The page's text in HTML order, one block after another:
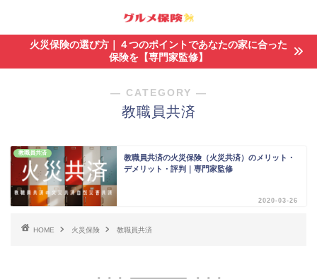
火災保険の選び方｜４つのポイントであなたの家に合った
保険を【専門家監修】
― CATEGORY ―
教職員共済
教職員共済
教職員共済の火災保険（火災共済）のメリット・
デメリット・評判｜専門家監修
2020-03-26
HOME 火災保険 教職員共済